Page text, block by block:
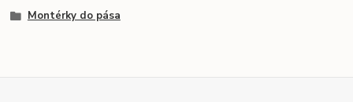
Montérky do pása